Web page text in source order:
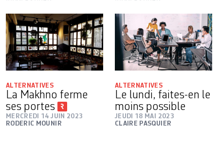
ALTERNATIVES
La Makhno ferme
ses portes
MERCREDI 14 JUIN 2023
RODERIC MOUNIR
ALTERNATIVES
Le lundi, faites-en le
moins possible
JEUDI 18 MAI 2023
CLAIRE PASQUIER